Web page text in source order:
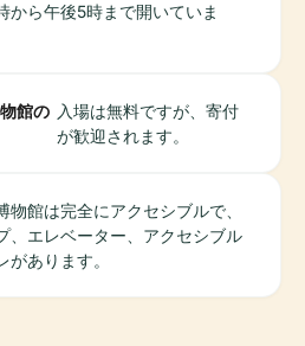
から午後5時まで開いていま
館の 入場は無料ですが、寄付
が歓迎されます。
物館は完全にアクセシブルで、
、エレベーター、アクセシブル
があります。